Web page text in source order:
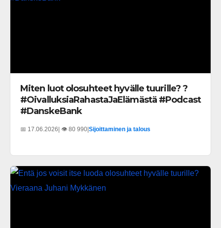
Miten luot olosuhteet hyvälle tuurille? ?
#OivalluksiaRahastaJaElämästä #Podcast
#DanskeBank
📅 17.06.2026 | 👁️ 80 990 Sijoittaminen ja talous